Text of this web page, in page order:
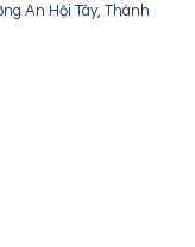
An Hội Tây, Thành